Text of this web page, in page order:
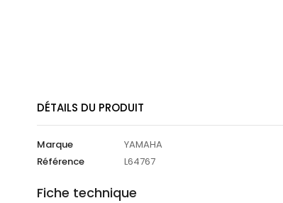
DÉTAILS DU PRODUIT
Marque
YAMAHA
Référence
L64767
Fiche technique